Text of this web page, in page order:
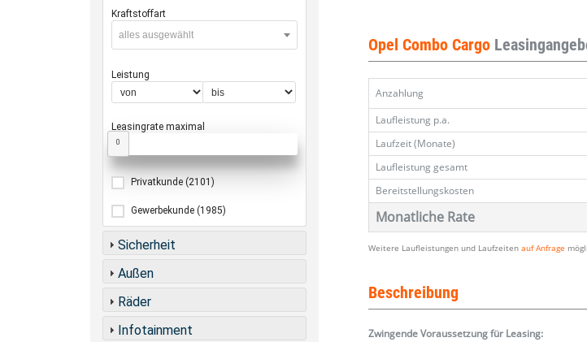
AT8
StyleP
180°Kam
AT8
StyleP
180°Kam
AT8
StyleP
180°Kam
AT8
StyleP
180°Kam
Opel Combo Cargo
Anzahlung
Laufleistung p.a.
Laufzeit (Monate)
Laufleistung gesamt
Bereitstellungskosten
Monatliche Rate
Weitere Laufleistungen und Laufzeitenauf Anfrage
Beschreibung
Zwingende Voraussetzung für Leasing:
Kraftstoffart
alles ausgewählt
Leistung
Leasingrate maximal
0
Privatkunde (2101)
Gewerbekunde (1985)
Sicherheit
Außen
Räder
Infotainment